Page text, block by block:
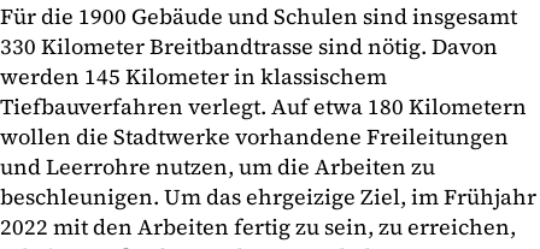
Für die 1900 Gebäude und Schulen sind insgesamt
330 Kilometer Breitbandtrasse sind nötig. Davon
werden 145 Kilometer in klassischem
Tiefbauverfahren verlegt. Auf etwa 180 Kilometern
wollen die Stadtwerke vorhandene Freileitungen
und Leerrohre nutzen, um die Arbeiten zu
beschleunigen. Um das ehrgeizige Ziel, im Frühjahr
2022 mit den Arbeiten fertig zu sein, zu erreichen,